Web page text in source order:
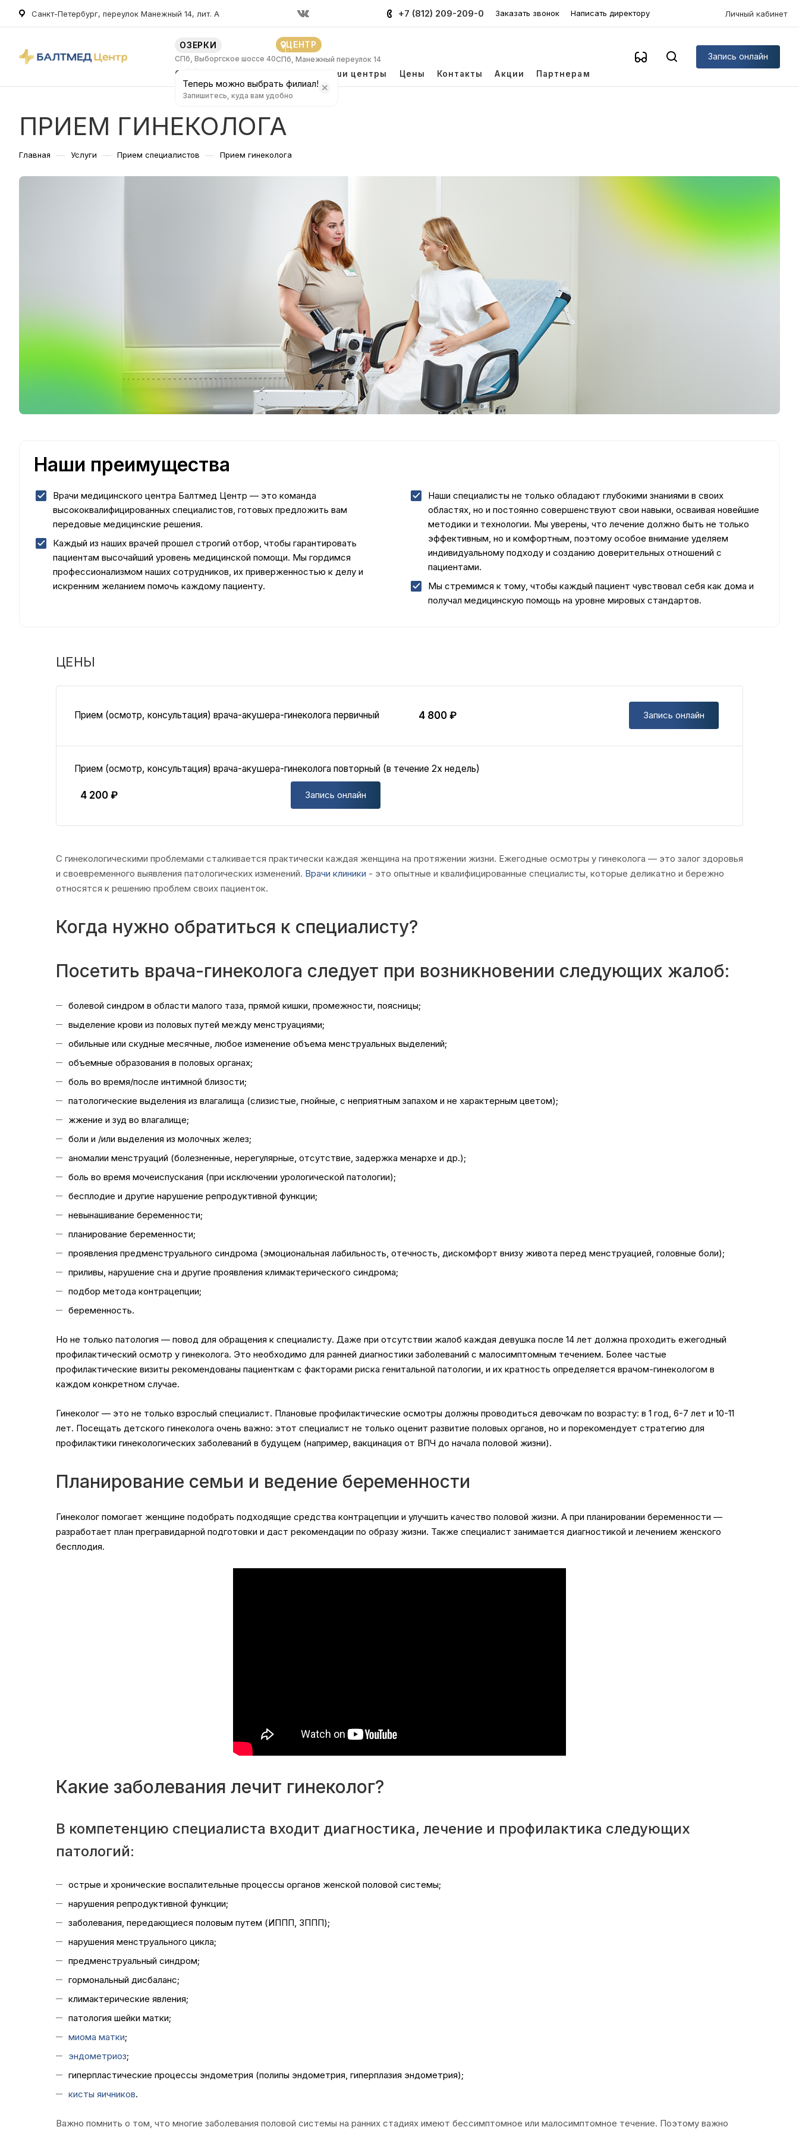
Санкт-Петербург, переулок Манежный 14, лит. А +7 (812) 209-209-0 Заказать звонок Написать директору Личный кабинет
ОЗЕРКИ
СПб, Выборгское шоссе 40
ЦЕНТР
СПб, Манежный переулок 14
Теперь можно выбрать филиал!
Запишитесь, куда вам удобно
О клинике Наши центры Цены Контакты Акции Партнерам
Запись онлайн
ПРИЕМ ГИНЕКОЛОГА
Главная — Услуги — Прием специалистов — Прием гинеколога
Наши преимущества
Врачи медицинского центра Балтмед Центр — это команда
высококвалифицированных специалистов, готовых предложить вам
передовые медицинские решения.
Каждый из наших врачей прошел строгий отбор, чтобы гарантировать
пациентам высочайший уровень медицинской помощи. Мы гордимся
профессионализмом наших сотрудников, их приверженностью к делу и
искренним желанием помочь каждому пациенту.
Наши специалисты не только обладают глубокими знаниями в своих
областях, но и постоянно совершенствуют свои навыки, осваивая новейшие
методики и технологии. Мы уверены, что лечение должно быть не только
эффективным, но и комфортным, поэтому особое внимание уделяем
индивидуальному подходу и созданию доверительных отношений с
пациентами.
Мы стремимся к тому, чтобы каждый пациент чувствовал себя как дома и
получал медицинскую помощь на уровне мировых стандартов.
ЦЕНЫ
Прием (осмотр, консультация) врача-акушера-гинеколога первичный 4 800 ₽ Запись онлайн
Прием (осмотр, консультация) врача-акушера-гинеколога повторный (в течение 2х недель)
4 200 ₽ Запись онлайн
С гинекологическими проблемами сталкивается практически каждая женщина на протяжении жизни. Ежегодные осмотры у гинеколога — это залог здоровья
и своевременного выявления патологических изменений. Врачи клиники - это опытные и квалифицированные специалисты, которые деликатно и бережно
относятся к решению проблем своих пациенток.
Когда нужно обратиться к специалисту?
Посетить врача-гинеколога следует при возникновении следующих жалоб:
болевой синдром в области малого таза, прямой кишки, промежности, поясницы;
выделение крови из половых путей между менструациями;
обильные или скудные месячные, любое изменение объема менструальных выделений;
объемные образования в половых органах;
боль во время/после интимной близости;
патологические выделения из влагалища (слизистые, гнойные, с неприятным запахом и не характерным цветом);
жжение и зуд во влагалище;
боли и /или выделения из молочных желез;
аномалии менструаций (болезненные, нерегулярные, отсутствие, задержка менархе и др.);
боль во время мочеиспускания (при исключении урологической патологии);
бесплодие и другие нарушение репродуктивной функции;
невынашивание беременности;
планирование беременности;
проявления предменструального синдрома (эмоциональная лабильность, отечность, дискомфорт внизу живота перед менструацией, головные боли);
приливы, нарушение сна и другие проявления климактерического синдрома;
подбор метода контрацепции;
беременность.
Но не только патология — повод для обращения к специалисту. Даже при отсутствии жалоб каждая девушка после 14 лет должна проходить ежегодный
профилактический осмотр у гинеколога. Это необходимо для ранней диагностики заболеваний с малосимптомным течением. Более частые
профилактические визиты рекомендованы пациенткам с факторами риска генитальной патологии, и их кратность определяется врачом-гинекологом в
каждом конкретном случае.
Гинеколог — это не только взрослый специалист. Плановые профилактические осмотры должны проводиться девочкам по возрасту: в 1 год, 6-7 лет и 10-11
лет. Посещать детского гинеколога очень важно: этот специалист не только оценит развитие половых органов, но и порекомендует стратегию для
профилактики гинекологических заболеваний в будущем (например, вакцинация от ВПЧ до начала половой жизни).
Планирование семьи и ведение беременности
Гинеколог помогает женщине подобрать подходящие средства контрацепции и улучшить качество половой жизни. А при планировании беременности —
разработает план прегравидарной подготовки и даст рекомендации по образу жизни. Также специалист занимается диагностикой и лечением женского
бесплодия.
Какие заболевания лечит гинеколог?
В компетенцию специалиста входит диагностика, лечение и профилактика следующих
патологий:
острые и хронические воспалительные процессы органов женской половой системы;
нарушения репродуктивной функции;
заболевания, передающиеся половым путем (ИППП, ЗППП);
нарушения менструального цикла;
предменструальный синдром;
гормональный дисбаланс;
климактерические явления;
патология шейки матки;
миома матки;
эндометриоз;
гиперпластические процессы эндометрия (полипы эндометрия, гиперплазия эндометрия);
кисты яичников.
Важно помнить о том, что многие заболевания половой системы на ранних стадиях имеют бессимптомное или малосимптомное течение. Поэтому важно